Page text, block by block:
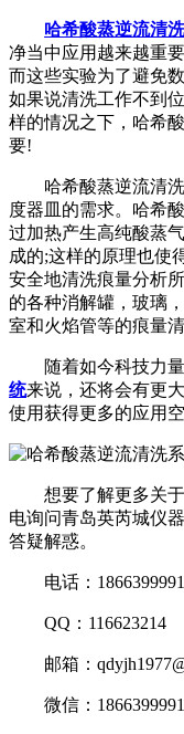
哈希酸蒸逆流清
净当中应用越来越重
而这些实验为了避免
如果说清洗工作不到
样的情况之下，哈希
要!
哈希酸蒸逆流清洗
度器皿的需求。哈希
过加热产生高纯酸蒸
成的;这样的原理也使
安全地清洗痕量分析
的各种消解罐，玻璃
室和火焰管等的痕量清
随着如今科技力量
统来说，还将会有更
使用获得更多的应用空
想要了解更多关于
电询问青岛英芮城仪
答疑解惑。
电话：
QQ：116623214
邮箱：
微信：